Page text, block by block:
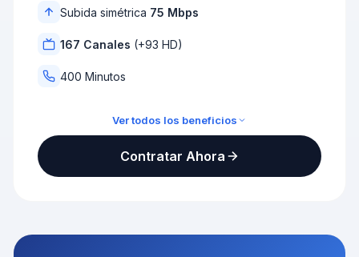
Subida simétrica 75 Mbps
167 Canales (+93 HD)
400 Minutos
Ver todos los beneficios
TV Full + Altice TV ProContratar Ahora